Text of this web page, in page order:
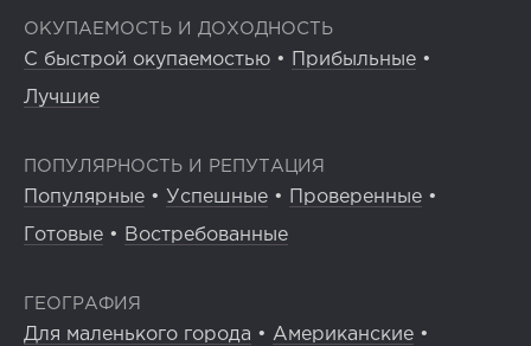
ОКУПАЕМОСТЬ И ДОХОДНОСТЬ
С быстрой окупаемостью • Прибыльные •
Лучшие
ПОПУЛЯРНОСТЬ И РЕПУТАЦИЯ
Популярные • Успешные • Проверенные •
Готовые • Востребованные
ГЕОГРАФИЯ
Для маленького города • Американские •